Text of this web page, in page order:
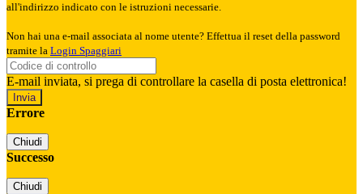
all'indirizzo indicato con le istruzioni necessarie.
Non hai una e-mail associata al nome utente? Effettua il reset della password
tramite la Login Spaggiari
E-mail inviata, si prega di controllare la casella di posta elettronica!
Errore
Chiudi
Successo
Chiudi